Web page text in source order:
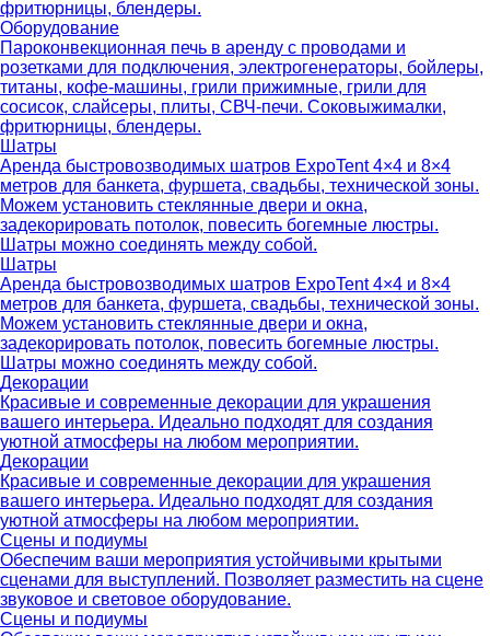
фритюрницы, блендеры.
Оборудование
Пароконвекционная печь в аренду с проводами и
розетками для подключения, электрогенераторы, бойлеры,
титаны, кофе-машины, грили прижимные, грили для
сосисок, слайсеры, плиты, СВЧ-печи. Соковыжималки,
фритюрницы, блендеры.
Шатры
Аренда быстровозводимых шатров ExpoTent 4×4 и 8×4
метров для банкета, фуршета, свадьбы, технической зоны.
Можем установить стеклянные двери и окна,
задекорировать потолок, повесить богемные люстры.
Шатры можно соединять между собой.
Шатры
Аренда быстровозводимых шатров ExpoTent 4×4 и 8×4
метров для банкета, фуршета, свадьбы, технической зоны.
Можем установить стеклянные двери и окна,
задекорировать потолок, повесить богемные люстры.
Шатры можно соединять между собой.
Декорации
Красивые и современные декорации для украшения
вашего интерьера. Идеально подходят для создания
уютной атмосферы на любом мероприятии.
Декорации
Красивые и современные декорации для украшения
вашего интерьера. Идеально подходят для создания
уютной атмосферы на любом мероприятии.
Сцены и подиумы
Обеспечим ваши мероприятия устойчивыми крытыми
сценами для выступлений. Позволяет разместить на сцене
звуковое и световое оборудование.
Сцены и подиумы